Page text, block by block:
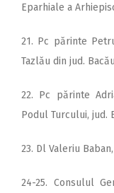
Eparhiale a
21. Pc părinte
Tazlău din jud.
22. Pc părinte
Podul Turcului, jud.
23. Dl Valeriu
24-25. Consulul